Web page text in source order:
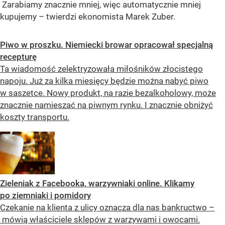
Zarabiamy znacznie mniej, więc automatycznie mniej
kupujemy – twierdzi ekonomista Marek Zuber.
Piwo w proszku. Niemiecki browar opracował specjalną
recepturę
Ta wiadomość zelektryzowała miłośników złocistego
napoju. Już za kilka miesięcy będzie można nabyć piwo
w saszetce. Nowy produkt, na razie bezalkoholowy, może
znacznie namieszać na piwnym rynku. I znacznie obniżyć
koszty transportu.
Zieleniak z Facebooka, warzywniaki online. Klikamy
po ziemniaki i pomidory
Czekanie na klienta z ulicy oznacza dla nas bankructwo –
mówią właściciele sklepów z warzywami i owocami.